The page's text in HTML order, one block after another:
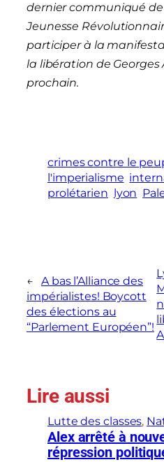
dernier communiqué
Jeunesse
participer à la
la libération de Georges
prochain.
crimes contre le
l'imperialisme
prolétarien
lyon
←
A bas l’Alliance des
impérialistes! Boycott
des élections au
“Parlement Européen”!
Lire aussi
Lutte des classes,
Alex arrêté à
répression